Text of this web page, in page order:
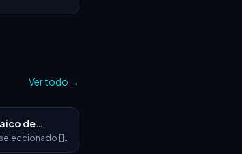
Ver todo →
de
[]